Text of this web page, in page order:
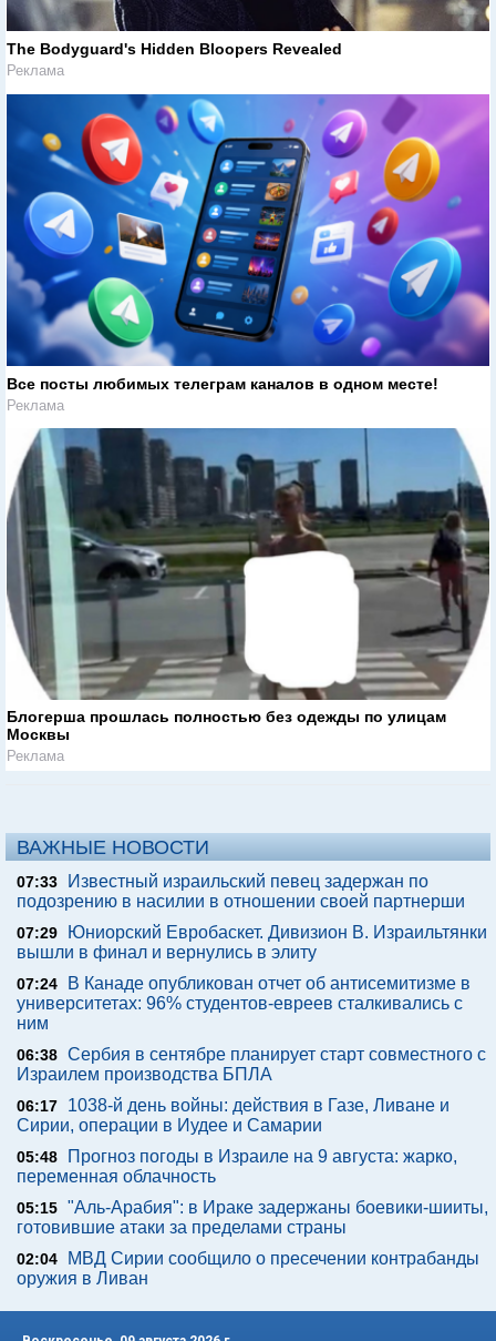
The Bodyguard's Hidden Bloopers Revealed
Реклама
Все посты любимых телеграм каналов в одном месте!
Реклама
Блогерша прошлась полностью без одежды по улицам
Москвы
Реклама
ВАЖНЫЕ НОВОСТИ
07:33
Известный израильский певец задержан по
подозрению в насилии в отношении своей партнерши
07:29
Юниорский Евробаскет. Дивизион В. Израильтянки
вышли в финал и вернулись в элиту
07:24
В Канаде опубликован отчет об антисемитизме в
университетах: 96% студентов-евреев сталкивались с
ним
06:38 Сербия в сентябре планирует старт совместного с
Израилем производства БПЛА
06:17
1038-й день войны: действия в Газе, Ливане и
Сирии, операции в Иудее и Самарии
05:48
Прогноз погоды в Израиле на 9 августа: жарко,
переменная облачность
05:15 "Аль-Арабия": в Ираке задержаны боевики-шииты,
готовившие атаки за пределами страны
02:04
МВД Сирии сообщило о пресечении контрабанды
оружия в Ливан